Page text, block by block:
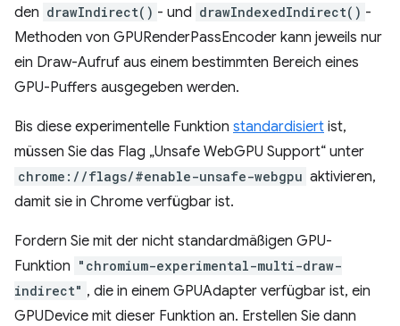
den drawIndirect() - und drawIndexedIndirect() -
Methoden von GPURenderPassEncoder kann jeweils nur
ein Draw-Aufruf aus einem bestimmten Bereich eines
GPU-Puffers ausgegeben werden.
Bis diese experimentelle Funktion standardisiert ist,
müssen Sie das Flag „Unsafe WebGPU Support“ unter
chrome://flags/#enable-unsafe-webgpu aktivieren,
damit sie in Chrome verfügbar ist.
Fordern Sie mit der nicht standardmäßigen GPU-
Funktion "chromium-experimental-multi-draw-
indirect" , die in einem GPUAdapter verfügbar ist, ein
GPUDevice mit dieser Funktion an. Erstellen Sie dann